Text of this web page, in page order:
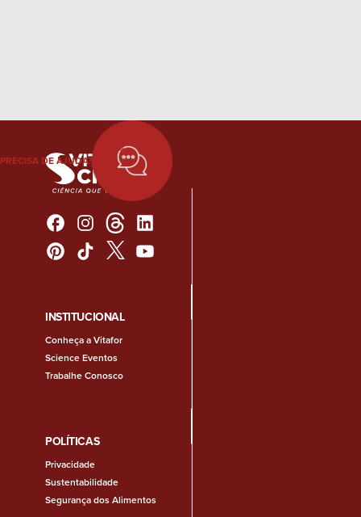
PRECISA DE AJUDA?
INSTITUCIONAL
Conheça a Vitafor
Science Eventos
Trabalhe Conosco
POLÍTICAS
Privacidade
Sustentabilidade
Segurança dos Alimentos